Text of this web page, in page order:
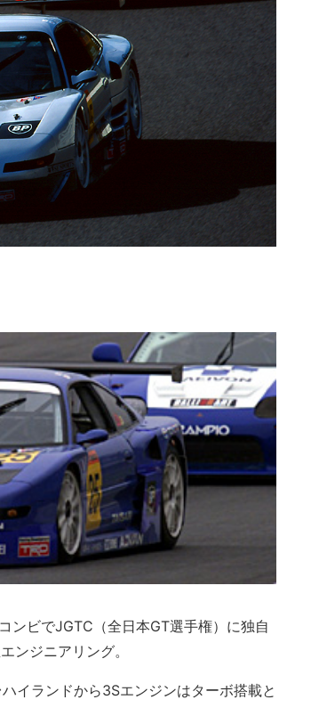
ンビでJGTC（全日本GT選手権）に独自
ンジニアリング。
イランドから3Sエンジンはターボ搭載と